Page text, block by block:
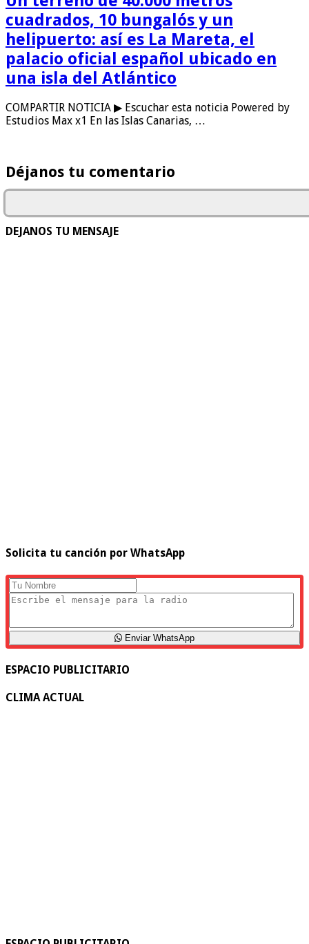
cuadrados, 10 bungalós y un
helipuerto: así es La Mareta, el
palacio oficial español ubicado en
una isla del Atlántico
COMPARTIR NOTICIA ▶ Escuchar esta noticia Powered by
Estudios Max x1 En las Islas Canarias, …
Déjanos tu comentario
DEJANOS TU MENSAJE
Solicita tu canción por WhatsApp
Enviar WhatsApp
ESPACIO PUBLICITARIO
CLIMA ACTUAL